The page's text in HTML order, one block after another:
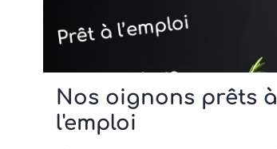
Nos oignons prêts à
l'emploi